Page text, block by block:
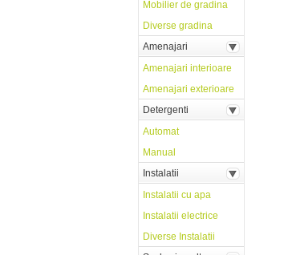
Mobilier de gradina
Diverse gradina
Amenajari
Amenajari interioare
Amenajari exterioare
Detergenti
Automat
Manual
Instalatii
Instalatii cu apa
Instalatii electrice
Diverse Instalatii